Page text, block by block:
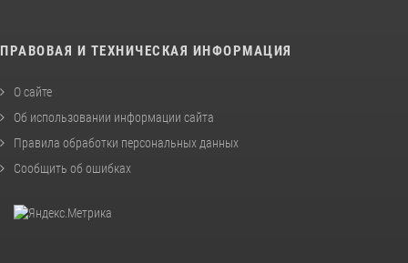
ПРАВОВАЯ И ТЕХНИЧЕСКАЯ ИНФОРМАЦИЯ
О сайте
Об использовании информации сайта
Правила обработки персональных данных
Сообщить об ошибках